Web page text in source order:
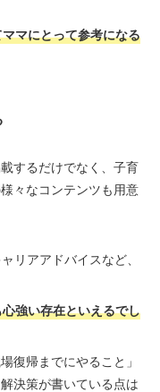
マにとって参考になる
するだけでなく、子育
々なコンテンツも用意
リアアドバイスなど、
強い存在といえるでし
復帰までにやること」
決策が書いている点は